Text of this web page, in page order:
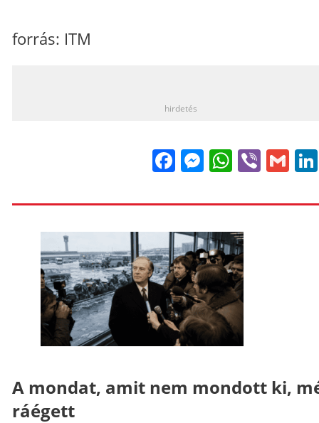
forrás: ITM
hirdetés
FacebookViber
A mondat, amit nem mondott ki,
ráégett